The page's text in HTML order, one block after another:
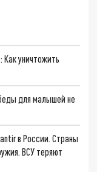
Как уничтожить
для малышей не
в России. Страны
ВСУ теряют